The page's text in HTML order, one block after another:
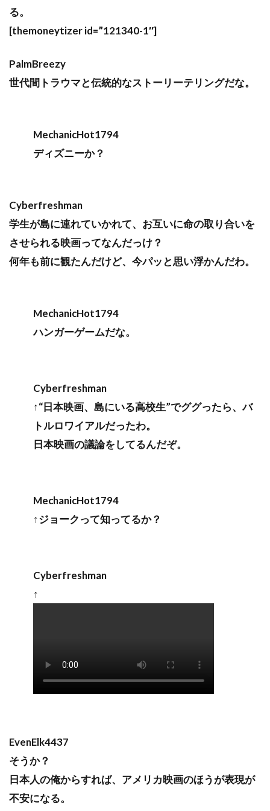
る。
[themoneytizer id=”121340-1″]
PalmBreezy
世代間トラウマと伝統的なストーリーテリングだな。
MechanicHot1794
ディズニーか？
Cyberfreshman
学生が島に連れていかれて、お互いに命の取り合いを
させられる映画ってなんだっけ？
何年も前に観たんだけど、今パッと思い浮かんだわ。
MechanicHot1794
ハンガーゲームだな。
Cyberfreshman
↑“日本映画、島にいる高校生”でググったら、バ
トルロワイアルだったわ。
日本映画の議論をしてるんだぞ。
MechanicHot1794
↑ジョークって知ってるか？
Cyberfreshman
↑
EvenElk4437
そうか？
日本人の俺からすれば、アメリカ映画のほうが表現が
不安になる。